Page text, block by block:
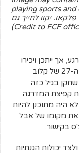
יקוו לחייך גם
אך ייתכן ויכירו
במהלך הטורניר. מתיאוס אוריבה, קשרה בן ה-27 של קלוב
בגיל כזה
קפיצת המדרגה
היה מתוכנן להיות
את מקומו של אבל
בקישור.
אוריבה בפועל הוא שחקן המוגדר כ-50-50 ולצד יכולות הגנתיות